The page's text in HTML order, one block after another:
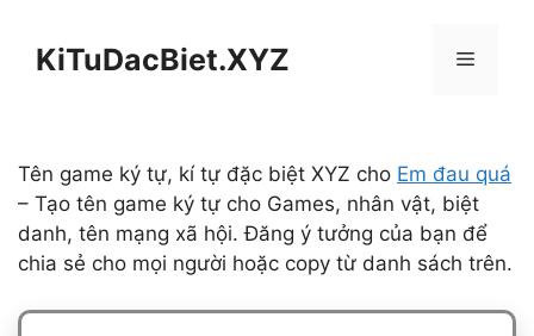
KiTuDacBiet.XYZ Menu
Tên game ký tự, kí tự đặc biệt XYZ cho Em đau quá
– Tạo tên game ký tự cho Games, nhân vật, biệt
danh, tên mạng xã hội. Đăng ý tưởng của bạn để
chia sẻ cho mọi người hoặc copy từ danh sách trên.